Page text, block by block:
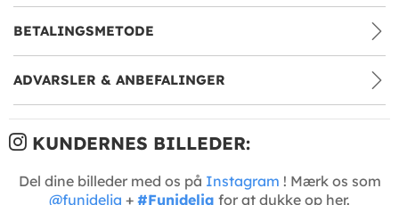
BETALINGSMETODE
ADVARSLER & ANBEFALINGER
KUNDERNES BILLEDER:
Del dine billeder med os på Instagram ! Mærk os som
@funidelia + #Funidelia for at dukke op her.